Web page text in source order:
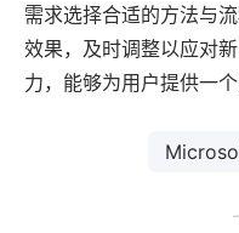
需求选择合适的方法与
效果，及时调整以应对
力，能够为用户提供一